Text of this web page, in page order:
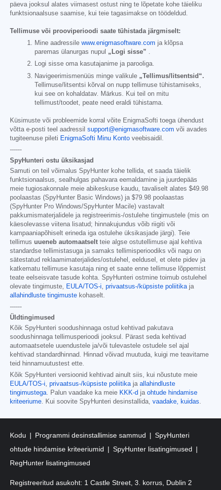
päeva jooksul alates viimasest ostust ning te lõpetate kohe täieliku
funktsionaalsuse saamise, kui teie tagasimakse on töödeldud.
Tellimuse või prooviperioodi saate tühistada järgmiselt:
Mine aadressile www.enigmasoftware.com ja klõpsa
paremas ülanurgas nupul „Logi sisse” .
Logi sisse oma kasutajanime ja parooliga.
Navigeerimismenüüs minge valikule „Tellimus/litsentsid“.
Tellimuse/litsentsi kõrval on nupp tellimuse tühistamiseks,
kui see on kohaldatav. Märkus. Kui teil on mitu
tellimust/toodet, peate need eraldi tühistama.
Küsimuste või probleemide korral võite EnigmaSofti toega ühendust
võtta e-posti teel aadressil support@enigmasoftware.com või avades
tugiteenuse pileti EnigmaSofti Minu Konto veebisaidil.
------
SpyHunteri ostu üksikasjad
Samuti on teil võimalus SpyHunter kohe tellida, et saada täielik
funktsionaalsus, sealhulgas pahavara eemaldamine ja juurdepääs
meie tugiosakonnale meie abikeskuse kaudu, tavaliselt alates $49.98
poolaastas (SpyHunter Basic Windows) ja $79.98 poolaastas
(SpyHunter Pro Windows/SpyHunter Macile) vastavalt
pakkumismaterjalidele ja registreerimis-/ostulehe tingimustele (mis on
käesolevasse viitena lisatud; hinnakujundus võib riigiti või
kampaaniapõhiselt erineda iga ostulehe üksikasjade järgi). Teie
tellimus uueneb automaatselt teie algse ostutellimuse ajal kehtiva
standardse tellimistasuga ja samaks tellimisperioodiks või nagu on
sätestatud reklaamimaterjalides/ostulehel, eeldusel, et olete pidev ja
katkematu tellimuse kasutaja ning et saate enne tellimuse lõppemist
teate eelseisvate tasude kohta. SpyHunteri ostmine toimub ostulehel
olevate tingimuste,
EULA/TOS-i privaatsus-/küpsiste poliitika ja
allahindluste tingimuste kohaselt.
------
Üldtingimused
Kõik SpyHunteri soodushinnaga ostud kehtivad pakutava
soodushinnaga tellimusperioodi jooksul. Pärast seda kehtivad
automaatsetele uuendustele ja/või tulevastele ostudele sel ajal
kehtivad standardhinnad. Hinnad võivad muutuda, kuigi me teavitame
teid hinnamuutustest ette.
Kõik SpyHunteri versioonid kehtivad ainult siis, kui nõustute meie
EULA/TOS-i
privaatsus-/küpsiste poliitika ja allahindluste
tingimustega . Palun vaadake ka meie KKK-d ja ohtude hindamise
kriteeriume . Kui soovite SpyHunteri desinstallida, vaadake, kuidas
Kodu Programmi desinstallimise sammud
SpyHunteri
ohtude hindamise kriteeriumid
SpyHunter lisatingimused
RegHunter lisatingimused
Registreeritud asukoht: 1 Castle Street, 3. korrus, Dublin 2